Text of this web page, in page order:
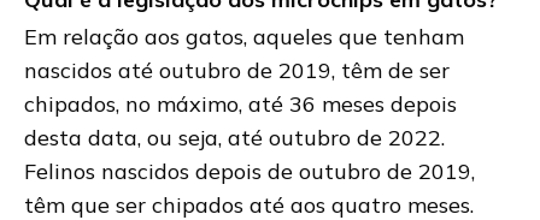
Em relação aos gatos, aqueles que tenham
nascidos até outubro de 2019, têm de ser
chipados, no máximo, até 36 meses depois
desta data, ou seja, até outubro de 2022.
Felinos nascidos depois de outubro de 2019,
têm que ser chipados até aos quatro meses.